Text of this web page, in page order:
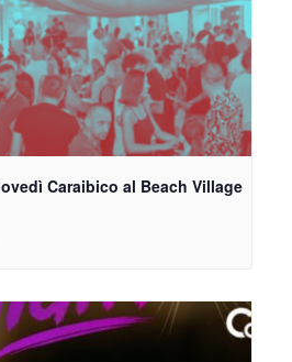
Caraibico al Beach Village